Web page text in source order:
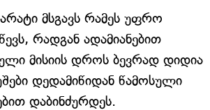
მსგავს რამეს უფრო
რადგან ადამიანებით
მისიის დროს ბევრად დიდია
დედამიწიდან წამოსული
დაბინძურდეს.